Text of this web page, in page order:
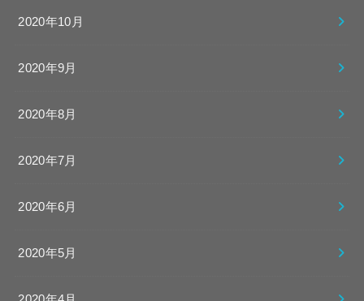
2020年10月
2020年9月
2020年8月
2020年7月
2020年6月
2020年5月